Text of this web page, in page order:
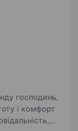
і комфорт